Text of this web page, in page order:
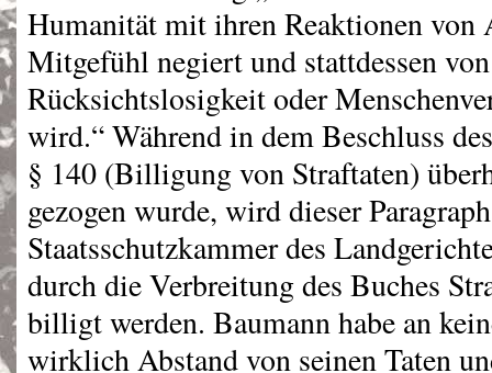
Humanität mit ihren Reaktionen von
Mitgefühl negiert und stattdessen
Rücksichtslosigkeit oder
wird.“ Während in dem Beschluss
§ 140 (Billigung von Straftaten)
gezogen wurde, wird dieser
Staatsschutzkammer des
durch die Verbreitung des Buches
billigt werden. Baumann habe an
wirklich Abstand von seinen Taten